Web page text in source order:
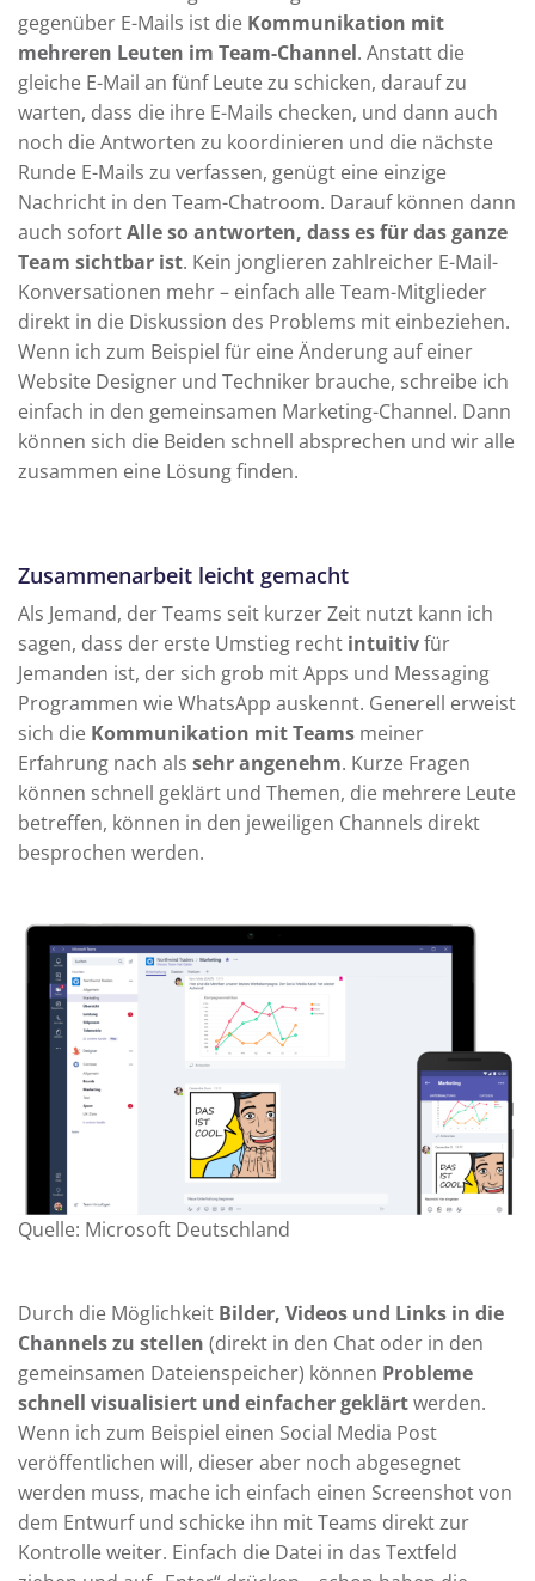
gegenüber E-Mails ist die Kommunikation mit
mehreren Leuten im Team-Channel. Anstatt die
gleiche E-Mail an fünf Leute zu schicken, darauf zu
warten, dass die ihre E-Mails checken, und dann auch
noch die Antworten zu koordinieren und die nächste
Runde E-Mails zu verfassen, genügt eine einzige
Nachricht in den Team-Chatroom. Darauf können dann
auch sofortAlle so antworten, dass es für das ganze
Team sichtbar ist. Kein jonglieren zahlreicher E-Mail-
Konversationen mehr – einfach alle Team-Mitglieder
direkt in die Diskussion des Problems mit einbeziehen.
Wenn ich zum Beispiel für eine Änderung auf einer
Website Designer und Techniker brauche, schreibe ich
einfach in den gemeinsamen Marketing-Channel. Dann
können sich die Beiden schnell absprechen und wir alle
zusammen eine Lösung finden.
Zusammenarbeit leicht gemacht
Als Jemand, der Teams seit kurzer Zeit nutzt kann ich
sagen, dass der erste Umstieg recht intuitivfür
Jemanden ist, der sich grob mit Apps und Messaging
Programmen wie WhatsApp auskennt. Generell erweist
sich die Kommunikation mit Teams meiner
Erfahrung nach als sehr angenehm. Kurze Fragen
können schnell geklärt und Themen, die mehrere Leute
betreffen, können in den jeweiligen Channels direkt
besprochen werden.
Quelle: Microsoft Deutschland
Durch die Möglichkeit Bilder, Videos und Links in die
Channels zu stellen (direkt in den Chat oder in den
gemeinsamen Dateienspeicher) können Probleme
schnell visualisiert und einfacher geklärtwerden.
Wenn ich zum Beispiel einen Social Media Post
veröffentlichen will, dieser aber noch abgesegnet
werden muss, mache ich einfach einen Screenshot von
dem Entwurf und schicke ihn mit Teams direkt zur
Kontrolle weiter. Einfach die Datei in das Textfeld